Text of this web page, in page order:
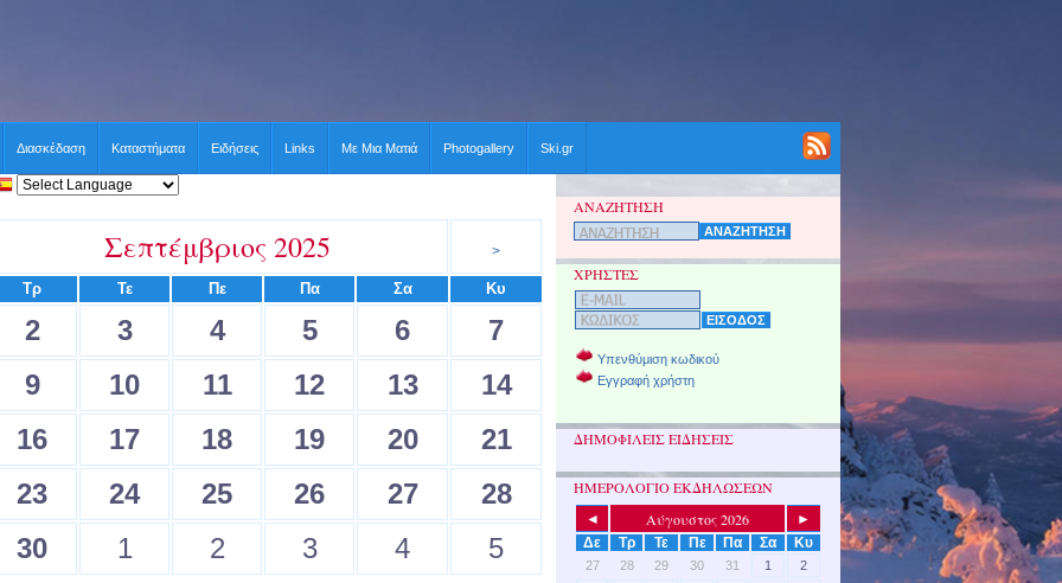
Διασκέδαση Καταστήματα Ειδήσεις Links Με Μια Ματιά Photogallery Ski.gr
Σεπτέμβριος 2025 >
Τρ Τε Πε Πα Σα Κυ
2 3 4 5 6
7
9
10 11 12 13
14
16
17 18 19 20
21
23
24 25 26 27
28
30
1 2 3 4 5
ΑΝΑΖΗΤΗΣΗ
ΧΡΗΣΤΕΣ
Υπενθύμιση κωδικού
Εγγραφή χρήστη
ΔΗΜΟΦΙΛΕΙΣ ΕΙΔΗΣΕΙΣ
ΗΜΕΡΟΛΟΓΙΟ ΕΚΔΗΛΩΣΕΩΝ
◄ Αύγουστος 2026
►
Δε
Τρ Τε Πε Πα Σα Κυ
27 28 29 30 31 1
2